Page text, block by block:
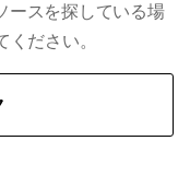
ースを探している場
ださい。